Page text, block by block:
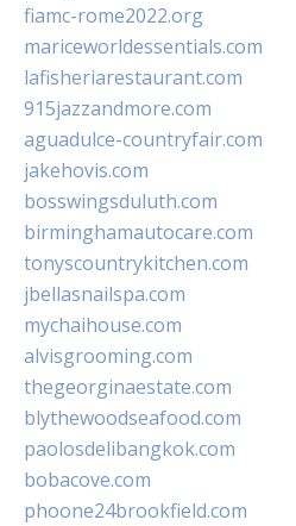
fiamc-rome2022.org
mariceworldessentials.com
lafisheriarestaurant.com
915jazzandmore.com
aguadulce-countryfair.com
jakehovis.com
bosswingsduluth.com
birminghamautocare.com
tonyscountrykitchen.com
jbellasnailspa.com
mychaihouse.com
alvisgrooming.com
thegeorginaestate.com
blythewoodseafood.com
paolosdelibangkok.com
bobacove.com
phoone24brookfield.com